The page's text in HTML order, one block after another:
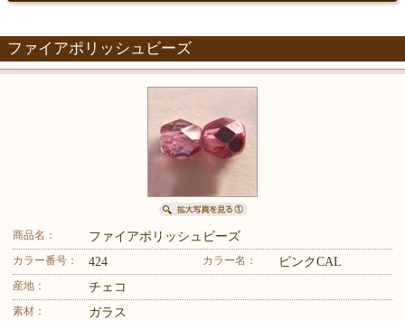
ファイアポリッシュビーズ
商品名： ファイアポリッシュビーズ
カラー番号： 424 カラー名： ピンクCAL
産地： チェコ
素材： ガラス